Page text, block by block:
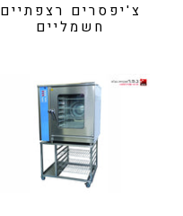
צ'יפסרים רצפתיים
חשמליים